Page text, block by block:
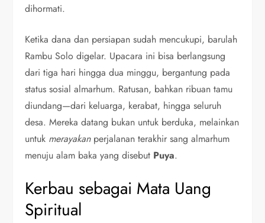
dihormati.
Ketika dana dan persiapan sudah mencukupi, barulah
Rambu Solo digelar. Upacara ini bisa berlangsung
dari tiga hari hingga dua minggu, bergantung pada
status sosial almarhum. Ratusan, bahkan ribuan tamu
diundang—dari keluarga, kerabat, hingga seluruh
desa. Mereka datang bukan untuk berduka, melainkan
untuk merayakanperjalanan terakhir sang almarhum
menuju alam baka yang disebut Puya.
Kerbau sebagai Mata Uang
Spiritual